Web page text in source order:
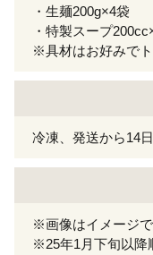
・生麺200g×4袋
・特製スープ
※具材はお好みで
冷凍、発送から14日
※画像はイメージで
※25年1月下旬以降